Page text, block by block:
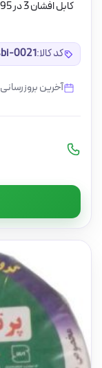
کابل افشان 3 در 95 پرتو الکتریک
کد کالا:0021
آخرین بروزرسانی: 3 روز